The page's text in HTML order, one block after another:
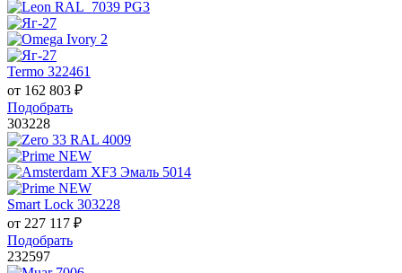
Termo 322461
от 162 803 ₽
Подобрать
303228
Smart Lock 303228
от 227 117 ₽
Подобрать
232597